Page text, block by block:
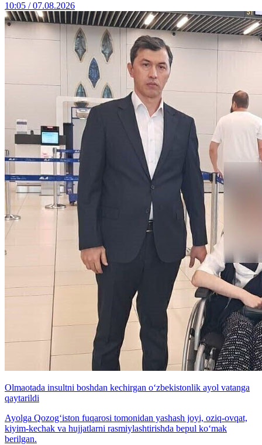
10:05 / 07.08.2026
Olmaotada insultni boshdan kechirgan o‘zbekistonlik ayol vatanga
qaytarildi
Ayolga Qozog‘iston fuqarosi tomonidan yashash joyi, oziq-ovqat,
kiyim-kechak va hujjatlarni rasmiylashtirishda bepul ko‘mak
berilgan.